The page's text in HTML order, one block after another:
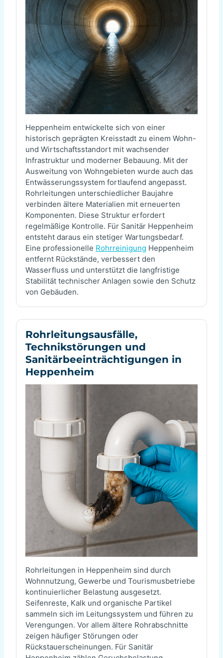
Heppenheim entwickelte sich von einer
historisch geprägten Kreisstadt zu einem Wohn-
und Wirtschaftsstandort mit wachsender
Infrastruktur und moderner Bebauung. Mit der
Ausweitung von Wohngebieten wurde auch das
Entwässerungssystem fortlaufend angepasst.
Rohrleitungen unterschiedlicher Baujahre
verbinden ältere Materialien mit erneuerten
Komponenten. Diese Struktur erfordert
regelmäßige Kontrolle. Für Sanitär Heppenheim
entsteht daraus ein stetiger Wartungsbedarf.
Eine professionelle Rohrreinigung Heppenheim
entfernt Rückstände, verbessert den
Wasserfluss und unterstützt die langfristige
Stabilität technischer Anlagen sowie den Schutz
von Gebäuden.
Rohrleitungsausfälle,
Technikstörungen und
Sanitärbeeinträchtigungen in
Heppenheim
Rohrleitungen in Heppenheim sind durch
Wohnnutzung, Gewerbe und Tourismusbetriebe
kontinuierlicher Belastung ausgesetzt.
Seifenreste, Kalk und organische Partikel
sammeln sich im Leitungssystem und führen zu
Verengungen. Vor allem ältere Rohrabschnitte
zeigen häufiger Störungen oder
Rückstauerscheinungen. Für Sanitär